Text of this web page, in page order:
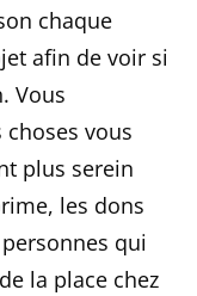
chaque
afin de voir si
Vous
vous
plus serein
les dons
qui
la place chez